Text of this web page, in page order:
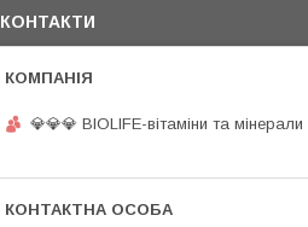
КОНТАКТИ
💎💎💎 BIOLIFE-вітаміни та мінерали